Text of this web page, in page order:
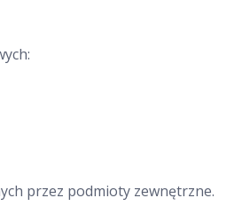
przez podmioty zewnętrzne.